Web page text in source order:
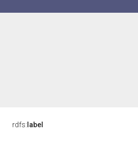
rdfs: label